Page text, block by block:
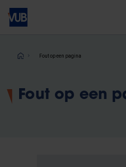
Overslaan
naar
inhoudKruimelpad
Fout op een pagina
Fout op een